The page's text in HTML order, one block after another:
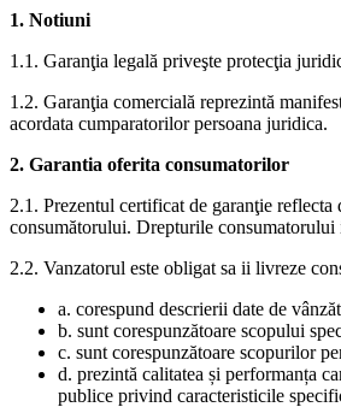
1. Notiuni
1.1. Garanţia legală priveşte protecţia
1.2. Garanţia comercială reprezintă
acordata cumparatorilor persoana juridica.
2. Garantia oferita consumatorilor
2.1. Prezentul certificat de garanţie
consumătorului. Drepturile consumatorului
2.2. Vanzatorul este obligat sa ii livreze
a. corespund descrierii date de
b. sunt corespunzătoare scopului
c. sunt corespunzătoare scopurilor
d. prezintă calitatea și performanța
publice privind caracteristicile